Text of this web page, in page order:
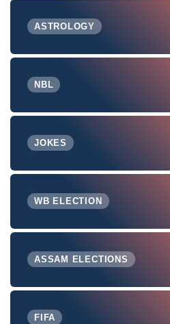
ASTROLOGY
NBL
JOKES
WB ELECTION
ASSAM ELECTIONS
FIFA